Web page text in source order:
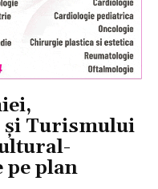
Turismului
pe plan